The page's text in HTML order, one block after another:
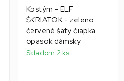
Kostým - ELF
ŠKRIATOK - zeleno
červené šaty čiapka
opasok dámsky
Skladom 2 ks